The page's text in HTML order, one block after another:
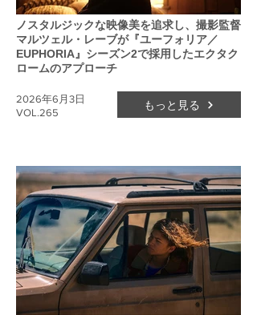
ノスタルジックな映像美を追求し、撮影監督
マルツェル・レーブが『ユーフォリア／
EUPHORIA』シーズン2で採用したエクタク
ロームのアプローチ
VOL.265
2026年6月3日 もっと見る